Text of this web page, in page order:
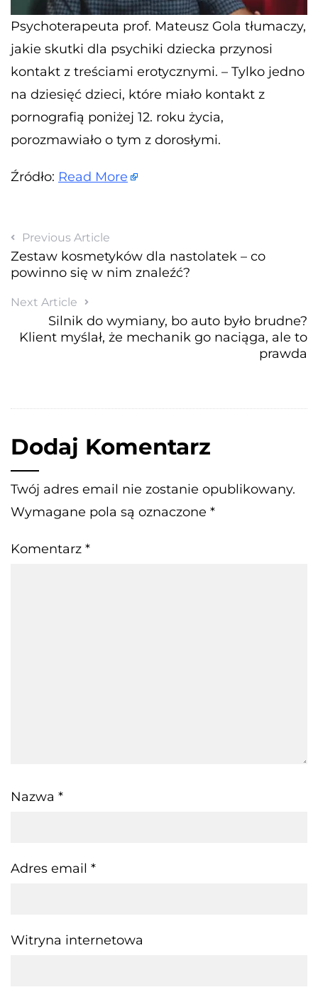
Psychoterapeuta prof. Mateusz Gola tłumaczy,
jakie skutki dla psychiki dziecka przynosi
kontakt z treściami erotycznymi. – Tylko jedno
na dziesięć dzieci, które miało kontakt z
pornografią poniżej 12. roku życia,
porozmawiało o tym z dorosłymi.
Źródło: Read More
Previous Article
Zestaw kosmetyków dla nastolatek – co
powinno się w nim znaleźć?
Next Article
Silnik do wymiany, bo auto było brudne?
Klient myślał, że mechanik go naciąga, ale to
prawda
Dodaj Komentarz
Twój adres email nie zostanie opublikowany.
Wymagane pola są oznaczone *
Komentarz *
Nazwa *
Adres email *
Witryna internetowa